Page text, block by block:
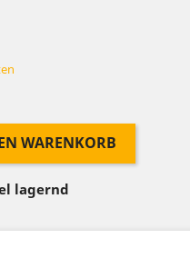
WARENKORB
lagernd